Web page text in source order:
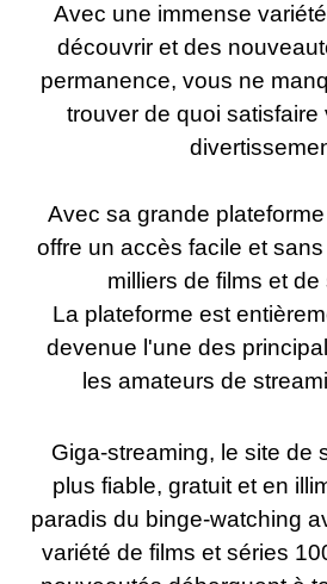
Avec une immense
découvrir et des
permanence, vous ne
trouver de quoi satisfaire
Avec sa grande
offre un accès facile et
milliers de films et de
La plateforme est
devenue l'une des
les amateurs de
Giga-streaming, le site de
plus fiable, gratuit et en
paradis du binge-watching
variété de films et séries